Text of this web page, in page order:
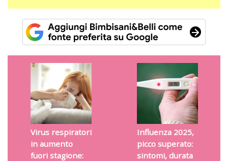
Virus respiratori
in aumento
fuori stagione:
Influenza 2025,
picco superato:
sintomi, durata